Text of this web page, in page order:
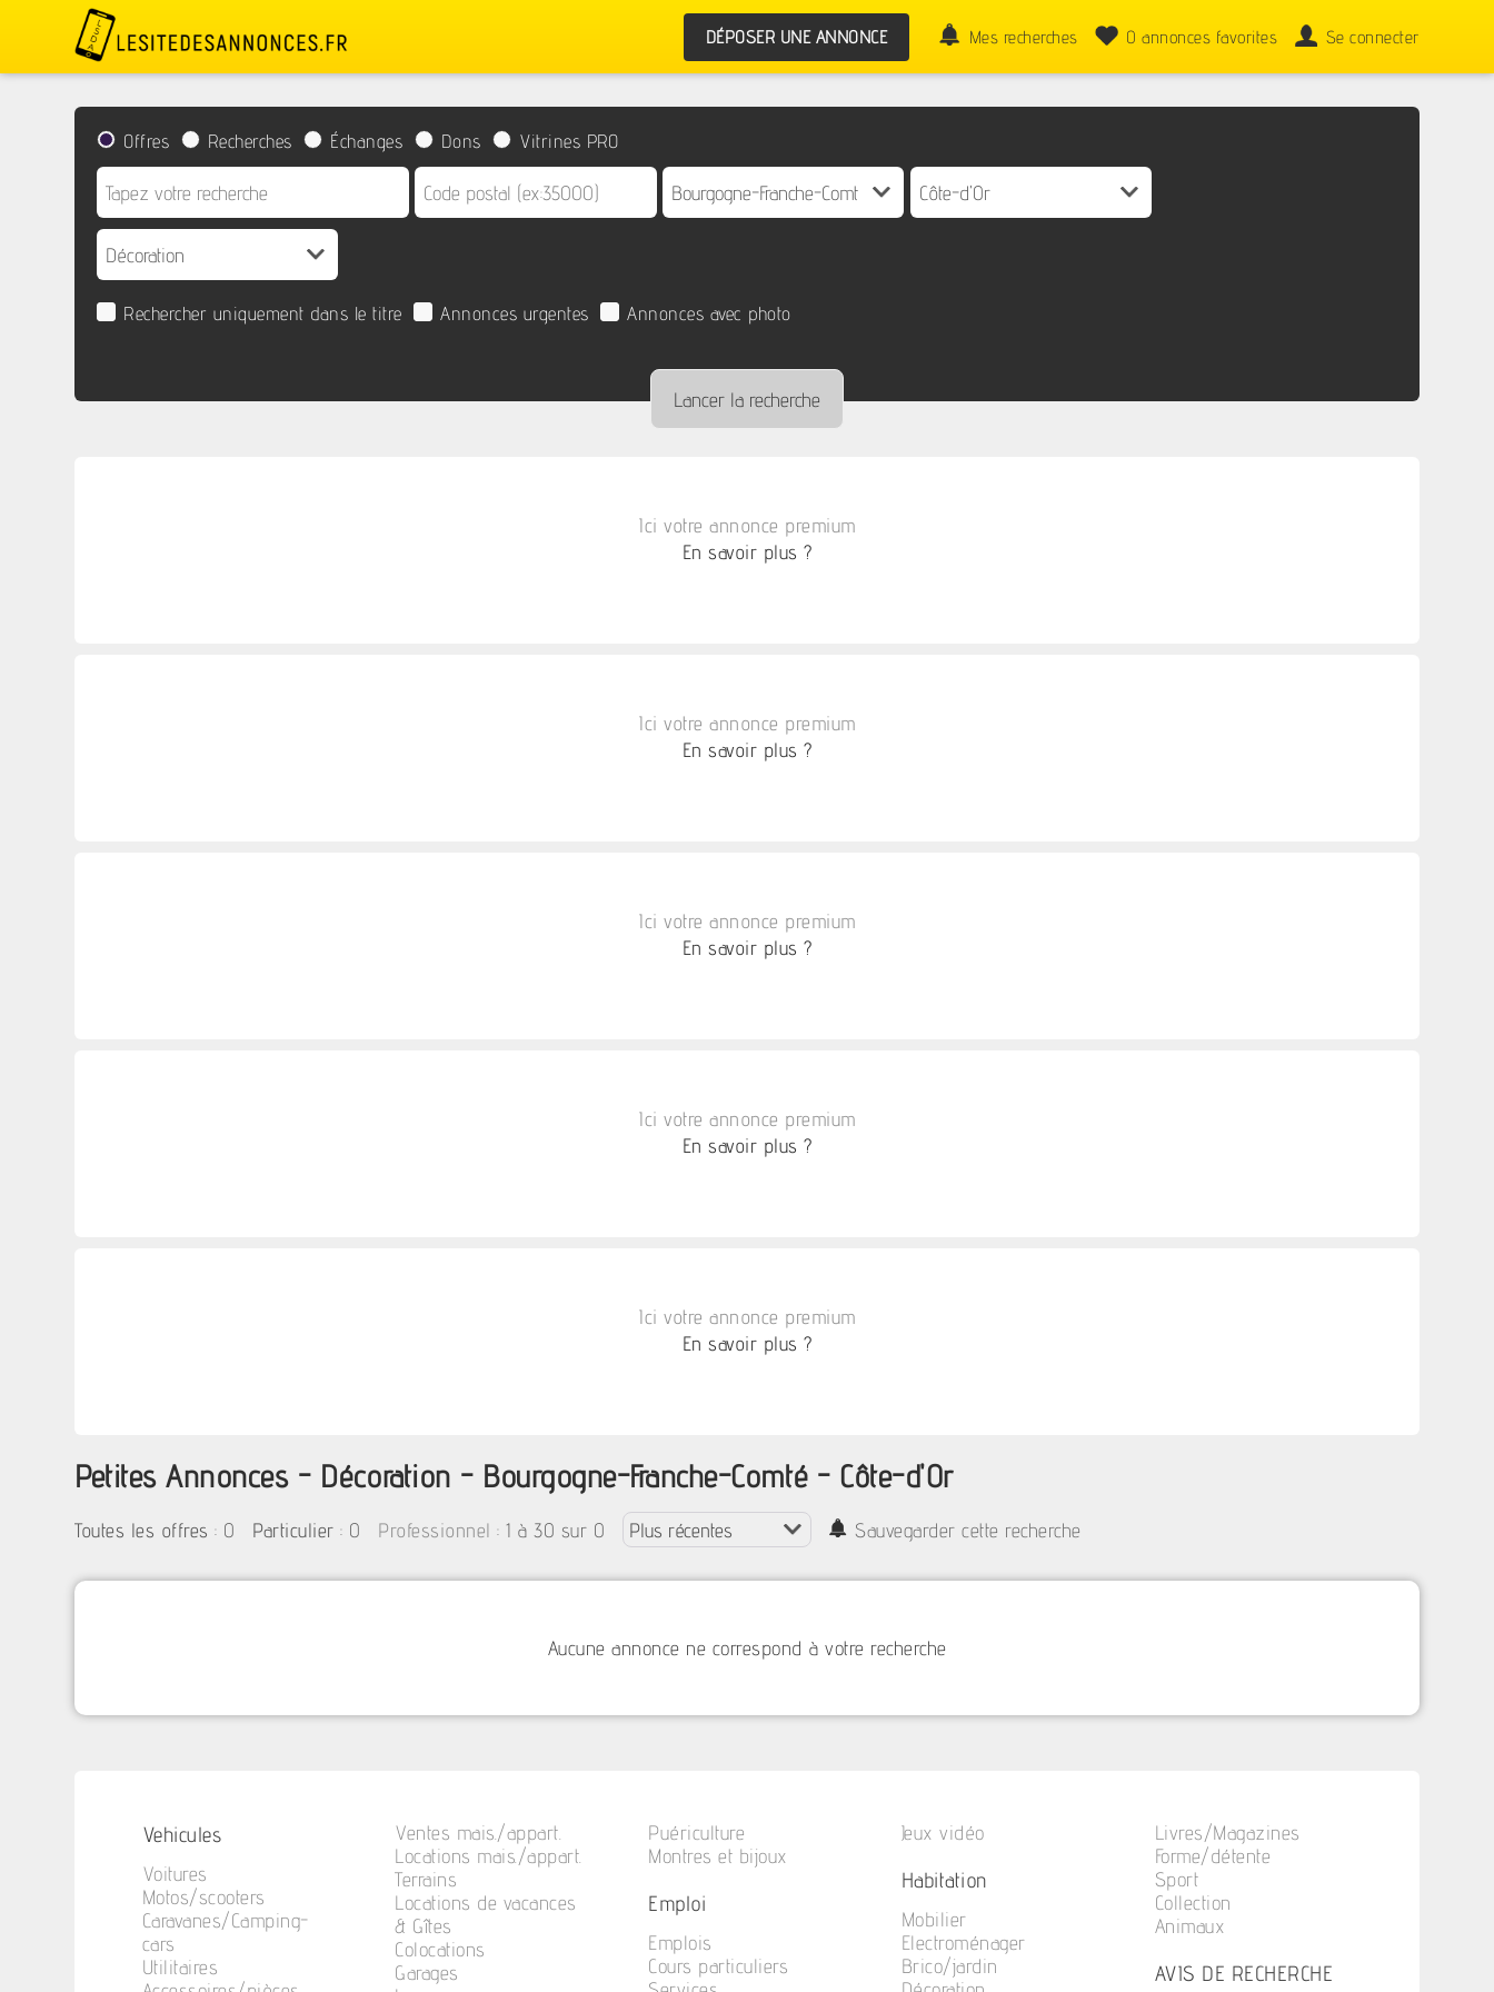
DÉPOSER UNE ANNONCE Mes recherches 0 annonces favorites Se connecter
Offres Recherches Échanges Dons Vitrines PRO
Rechercher uniquement dans le titre Annonces urgentes Annonces avec photo
Ici votre annonce premium
En savoir plus ?
Ici votre annonce premium
En savoir plus ?
Ici votre annonce premium
En savoir plus ?
Ici votre annonce premium
En savoir plus ?
Ici votre annonce premium
En savoir plus ?
Petites Annonces - Décoration - Bourgogne-Franche-Comté - Côte-d'Or
Toutes les offres : 0 Particulier : 0 Professionnel : 1 à 30 sur 0 Sauvegarder cette recherche
Aucune annonce ne correspond à votre recherche
Vehicules
Voitures
Motos/scooters
Caravanes/Camping-
cars
Utilitaires
Ventes mais./appart.
Locations mais./appart.
Terrains
Locations de vacances
& Gîtes
Colocations
Garages
Puériculture
Montres et bijoux
Emploi
Emplois
Cours particuliers
Jeux vidéo
Habitation
Mobilier
Electroménager
Brico/jardin
Livres/Magazines
Forme/détente
Sport
Collection
Animaux
AVIS DE RECHERCHE